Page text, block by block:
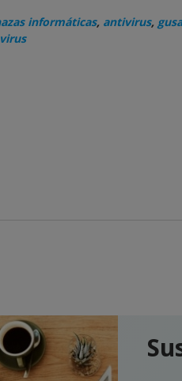
informáticas, antivirus,
virus